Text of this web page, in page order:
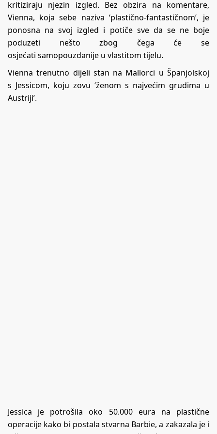
kritiziraju njezin izgled. Bez obzira na komentare,
Vienna, koja sebe naziva ‘plastično-fantastičnom’, je
ponosna na svoj izgled i potiče sve da se ne boje
poduzeti nešto zbog čega će se
osjećati samopouzdanije u vlastitom tijelu.
Vienna trenutno dijeli stan na Mallorci u Španjolskoj
s Jessicom, koju zovu ‘ženom s najvećim grudima u
Austriji’.
Jessica je potrošila oko 50.000 eura na plastične
operacije kako bi postala stvarna Barbie, a zakazala je i